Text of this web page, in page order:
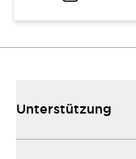
Unterstützung